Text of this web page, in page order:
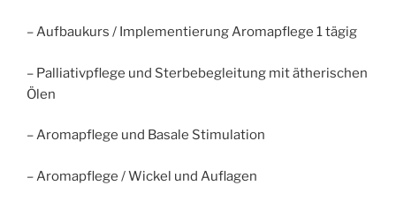
– Aufbaukurs / Implementierung Aromapflege 1 tägig
– Palliativpflege und Sterbebegleitung mit ätherischen
Ölen
– Aromapflege und Basale Stimulation
– Aromapflege / Wickel und Auflagen